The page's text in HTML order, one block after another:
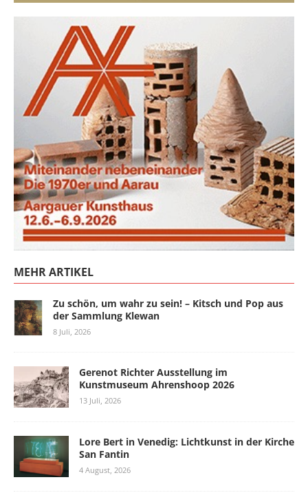
MEHR ARTIKEL
Zu schön, um wahr zu sein! – Kitsch und Pop aus
der Sammlung Klewan
8 Juli, 2026
Gerenot Richter Ausstellung im
Kunstmuseum Ahrenshoop 2026
13 Juli, 2026
Lore Bert in Venedig: Lichtkunst in der Kirche
San Fantin
4 August, 2026